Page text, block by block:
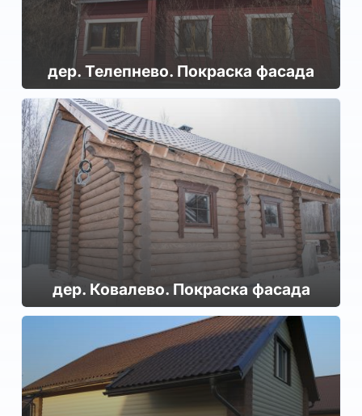
дер. Те­леп­не­во. Покраска фасада
дер. Ковалево. Покраска фасада